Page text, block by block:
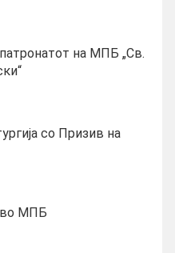
на МПБ „Св.
со Призив на
во МПБ